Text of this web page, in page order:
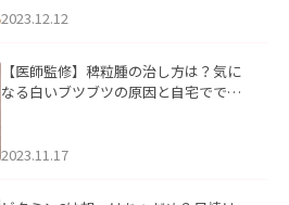
2023.12.12
【医師監修】稗粒腫の治し方は？気に
なる白いブツブツの原因と自宅ででき
2023.11.17